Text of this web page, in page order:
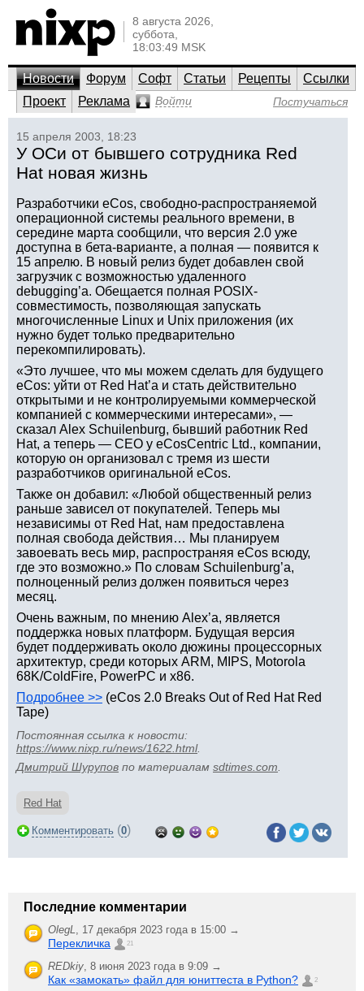
8 августа 2026,
суббота,
18:03:49 MSK
Новости Форум Софт Статьи Рецепты
Ссылки
Проект
Реклама Войти Постучаться
15 апреля 2003, 18:23
У ОСи от бывшего сотрудника Red
Hat новая жизнь
Разработчики eCos, свободно-распространяемой
операционной системы реального времени, в
середине марта сообщили, что версия 2.0 уже
доступна в бета-варианте, а полная — появится к
15 апрелю. В новый релиз будет добавлен свой
загрузчик с возможностью удаленного
debugging’а. Обещается полная POSIX-
совместимость, позволяющая запускать
многочисленные Linux и Unix приложения (их
нужно будет только предварительно
перекомпилировать).
«Это лучшее, что мы можем сделать для будущего
eCos: уйти от Red Hat’а и стать действительно
открытыми и не контролируемыми коммерческой
компанией с коммерческими интересами», —
сказал Alex Schuilenburg, бывший работник Red
Hat, а теперь — CEO у eCosCentric Ltd., компании,
которую он организовал с тремя из шести
разработчиков оригинальной eCos.
Также он добавил: «Любой общественный релиз
раньше зависел от покупателей. Теперь мы
независимы от Red Hat, нам предоставлена
полная свобода действия… Мы планируем
завоевать весь мир, распространяя eCos всюду,
где это возможно.» По словам Schuilenburg’а,
полноценный релиз должен появиться через
месяц.
Очень важным, по мнению Alex’а, является
поддержка новых платформ. Будущая версия
будет поддерживать около дюжины процессорных
архитектур, среди которых ARM, MIPS, Motorola
68K/ColdFire, PowerPC и x86.
Подробнее >> (eCos 2.0 Breaks Out of Red Hat Red
Tape)
Постоянная ссылка к новости:
https://www.nixp.ru/news/1622.html.
Дмитрий Шурупов по материалам sdtimes.com
Red Hat
Комментировать (0)
Последние комментарии
OlegL, 17 декабря 2023 года в 15:00 →
Перекличка 21
REDkiy, 8 июня 2023 года в 9:09 →
Как «замокать» файл для юниттеста в Python? 2